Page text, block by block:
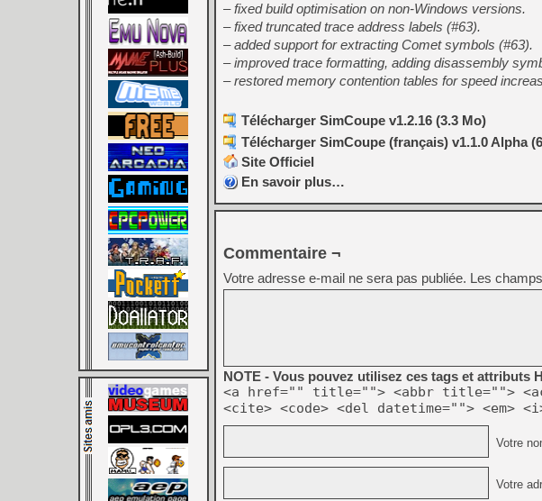
– fixed build optimisation on non-Windows versions.
– fixed truncated trace address labels (#63).
– added support for extracting Comet symbols (#63).
– improved trace formatting, adding disassembly
– restored memory contention tables for speed
Télécharger SimCoupe v1.2.16 (3.3 Mo)
Télécharger SimCoupe (français) v1.1.0 Alpha
Site Officiel
En savoir plus…
Commentaire ¬
Votre adresse e-mail ne sera pas publiée. Les
NOTE - Vous pouvez utilisez ces tags et attributs
<a href="" title=""> <abbr title="">
<cite> <code> <del datetime=""> <em>
Votre
Votre